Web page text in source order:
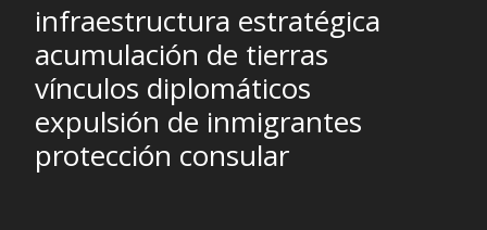
infraestructura estratégica
acumulación de tierras
vínculos diplomáticos
expulsión de inmigrantes
protección consular